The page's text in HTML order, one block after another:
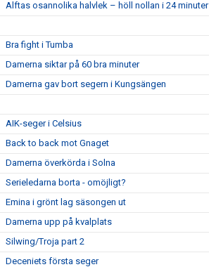
Alftas osannolika halvlek – höll nollan i 24 minuter
Bra fight i Tumba
Damerna siktar på 60 bra minuter
Damerna gav bort segern i Kungsängen
AIK-seger i Celsius
Back to back mot Gnaget
Damerna överkörda i Solna
Serieledarna borta - omöjligt?
Emina i grönt lag säsongen ut
Damerna upp på kvalplats
Silwing/Troja part 2
Deceniets första seger